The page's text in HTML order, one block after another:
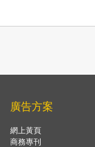
廣告方案
網上黃頁
商務專刊